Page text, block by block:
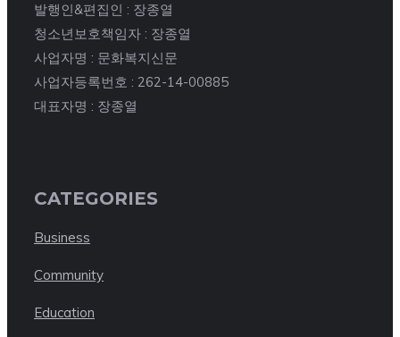
발행인&편집인 : 장종열
청소년보호책임자 : 장종열
사업자명 : 문화복지신문
사업자등록번호 : 262-14-00885
대표자명 : 장종열
CATEGORIES
Business
Community
Education